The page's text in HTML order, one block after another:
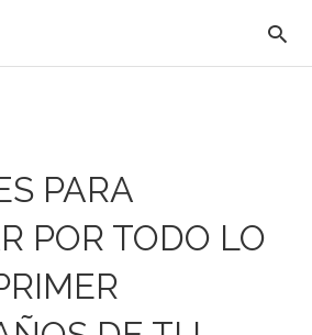
PARA
POR TODO LO